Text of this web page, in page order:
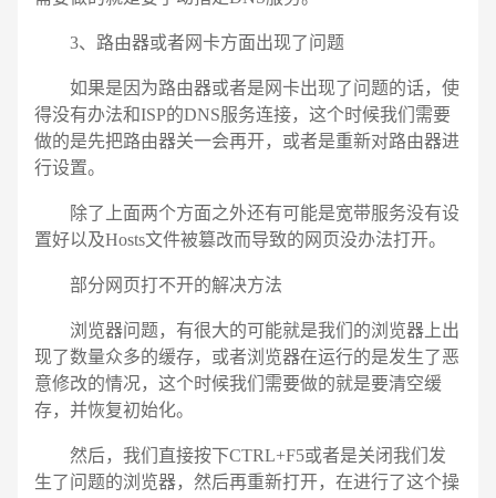
3、路由器或者网卡方面出现了问题
如果是因为路由器或者是网卡出现了问题的话，使
得没有办法和ISP的DNS服务连接，这个时候我们需要
做的是先把路由器关一会再开，或者是重新对路由器进
行设置。
除了上面两个方面之外还有可能是宽带服务没有设
置好以及Hosts文件被篡改而导致的网页没办法打开。
部分网页打不开的解决方法
浏览器问题，有很大的可能就是我们的浏览器上出
现了数量众多的缓存，或者浏览器在运行的是发生了恶
意修改的情况，这个时候我们需要做的就是要清空缓
存，并恢复初始化。
然后，我们直接按下CTRL+F5或者是关闭我们发
生了问题的浏览器，然后再重新打开，在进行了这个操